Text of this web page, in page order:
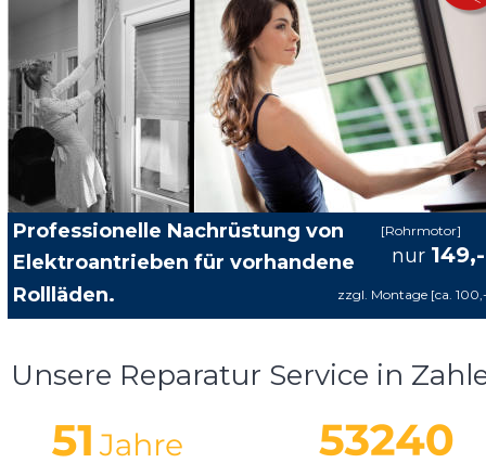
Unsere Reparatur Service in
Professionelle Nachrüstung von
Elektroantrieben für vorhandene
Rollläden.
[Rohrmotor]
nur
zzgl. Montage [ca.